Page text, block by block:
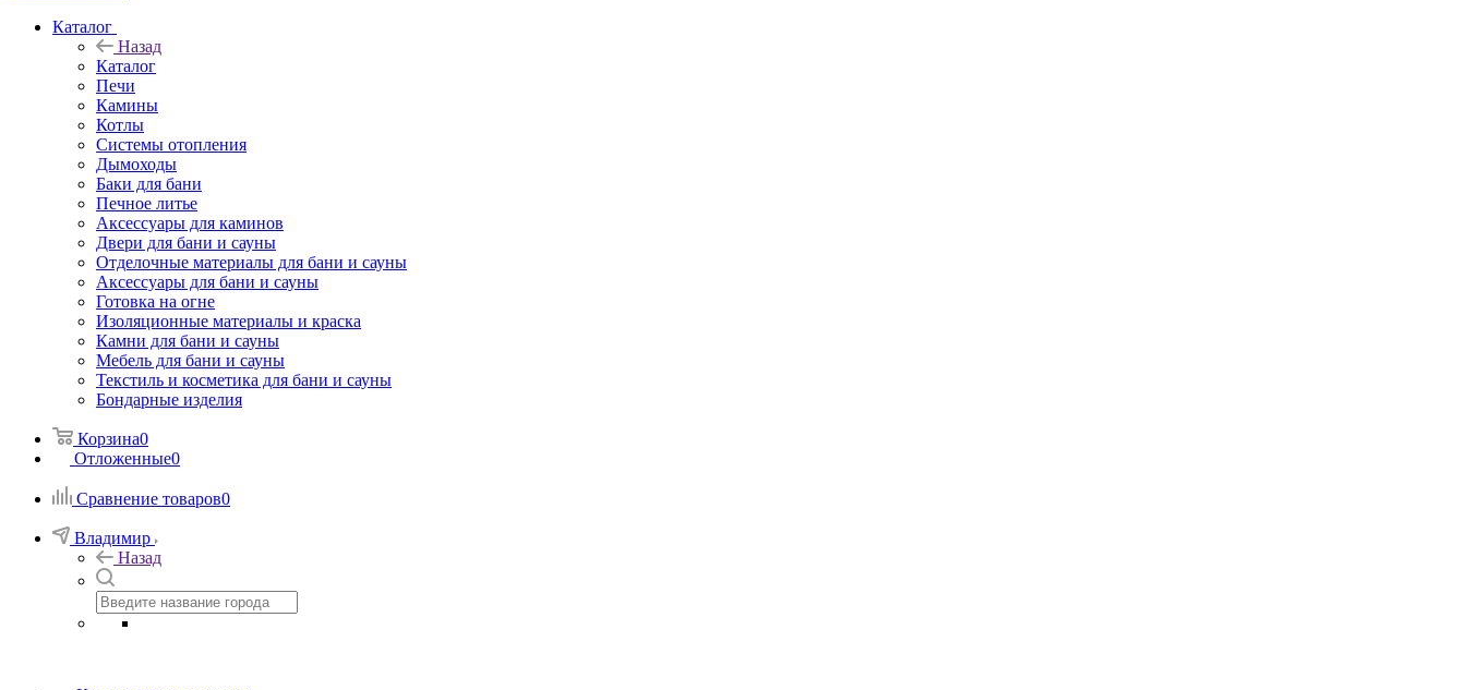
Каталог
Назад
Каталог
Печи
Камины
Котлы
Системы отопления
Дымоходы
Баки для бани
Печное литье
Аксессуары для каминов
Двери для бани и сауны
Отделочные материалы для бани и сауны
Аксессуары для бани и сауны
Готовка на огне
Изоляционные материалы и краска
Камни для бани и сауны
Мебель для бани и сауны
Текстиль и косметика для бани и сауны
Бондарные изделия
Корзина0
Отложенные0
Сравнение товаров0
Владимир
Назад